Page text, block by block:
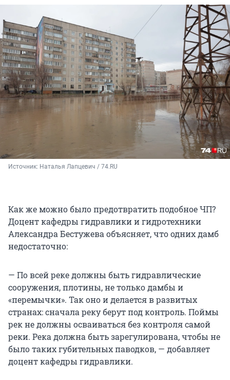
Источник: Наталья Лапцевич / 74.RU
Как же можно было предотвратить подобное ЧП?
Доцент кафедры гидравлики и гидротехники
Александра Бестужева объясняет, что одних дамб
недостаточно:
— По всей реке должны быть гидравлические
сооружения, плотины, не только дамбы и
«перемычки». Так оно и делается в развитых
странах: сначала реку берут под контроль. Поймы
рек не должны осваиваться без контроля самой
реки. Река должна быть зарегулирована, чтобы не
было таких губительных паводков, — добавляет
доцент кафедры гидравлики.